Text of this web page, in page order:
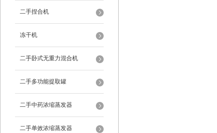
二手捏合机
冻干机
二手卧式无重力混合机
二手多功能提取罐
二手中药浓缩蒸发器
二手单效浓缩蒸发器